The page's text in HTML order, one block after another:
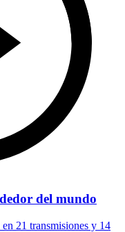
del mundo
21 transmisiones y 14